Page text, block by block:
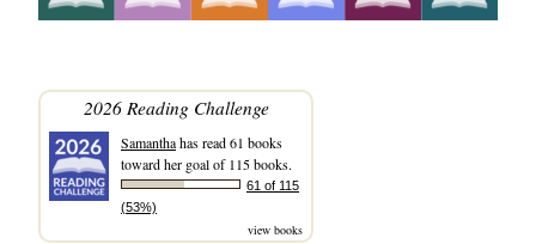
2026 Reading Challenge
Samanthahas read 61 books
toward her goal of 115 books.
61 of 115
(53%)
view books